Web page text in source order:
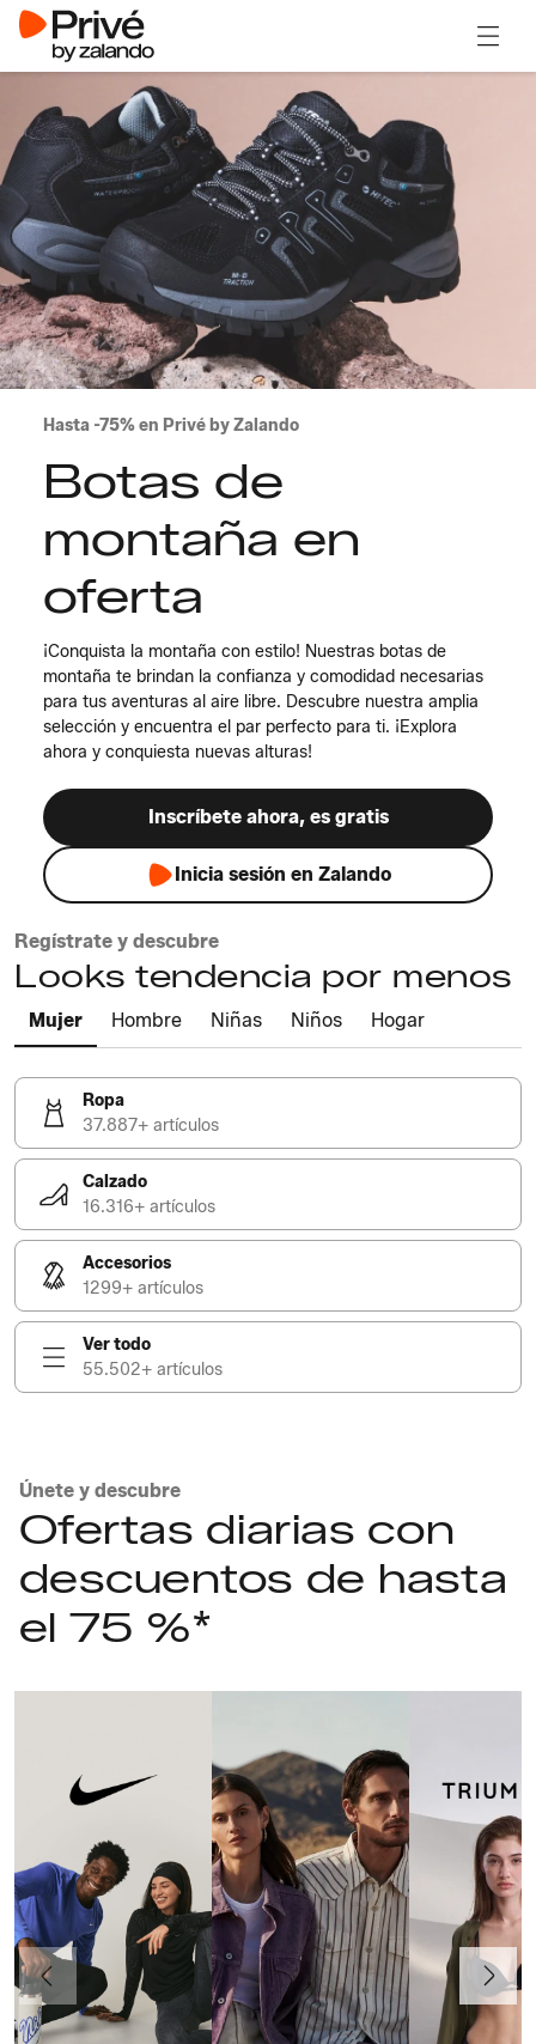
Hasta -75% en Privé by Zalando
Botas de
montaña en
oferta
¡Conquista la montaña con estilo! Nuestras botas de
montaña te brindan la confianza y comodidad necesarias
para tus aventuras al aire libre. Descubre nuestra amplia
selección y encuentra el par perfecto para ti. ¡Explora
ahora y conquiesta nuevas alturas!
Inscríbete ahora, es gratis
Inicia sesión en Zalando
Regístrate y descubre
Looks tendencia por menos
Mujer Hombre Niñas Niños Hogar
Ropa
37.887+ artículos
Calzado
16.316+ artículos
Accesorios
1299+ artículos
Ver todo
55.502+ artículos
Únete y descubre
Ofertas diarias con
descuentos de hasta
el 75 %*
Anteriormente